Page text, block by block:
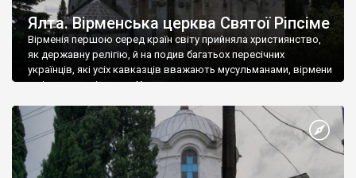
Ялта. Вірменська церква Святої Ріпсіме
Вірменія першою серед країн світу прийняла християнство,
як державну релігію, й на подив багатьох пересічних
українців, які усіх кавказців вважають мусульманами, вірмени
є відданими вірянами Христа